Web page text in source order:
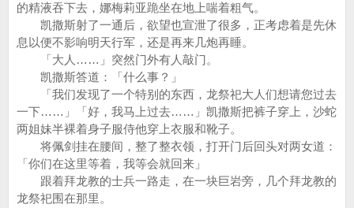
的精液吞下去，娜梅莉亚跪坐在地上喘着粗气。
凯撒斯射了一通后，欲望也宣泄了很多，正考虑着是先休
息以便不影响明天行军，还是再来几炮再睡。
「大人……」突然门外有人敲门。
凯撒斯答道：「什么事？」
「我们发现了一个特别的东西，龙祭祀大人们想请您过去
一下……」「好，我马上过去……」凯撒斯把裤子穿上，沙蛇
两姐妹半裸着身子服侍他穿上衣服和靴子。
将佩剑挂在腰间，整了整衣领，打开门后回头对两女道：
「你们在这里等着，我等会就回来」
跟着拜龙教的士兵一路走，在一块巨岩旁，几个拜龙教的
龙祭祀围在那里。